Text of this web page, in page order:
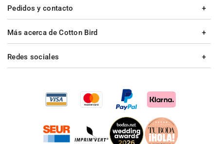
Pedidos y contacto
Más acerca de Cotton Bird
Redes sociales